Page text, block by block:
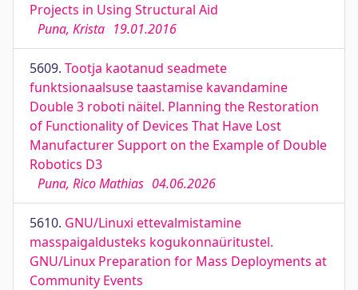
Projects in Using Structural Aid
Puna, Krista 19.01.2016
5609. Tootja kaotanud seadmete
funktsionaalsuse taastamise kavandamine
Double 3 roboti näitel. Planning the Restoration
of Functionality of Devices That Have Lost
Manufacturer Support on the Example of Double
Robotics D3
Puna, Rico Mathias 04.06.2026
5610. GNU/Linuxi ettevalmistamine
masspaigaldusteks kogukonnaüritustel.
GNU/Linux Preparation for Mass Deployments at
Community Events